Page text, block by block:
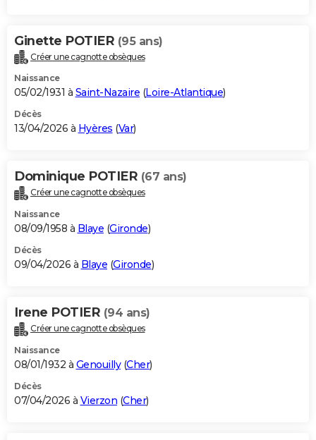
Ginette POTIER (95 ans)
Créer une cagnotte obsèques
Naissance
05/02/1931 à Saint-Nazaire (Loire-Atlantique)
Décès
13/04/2026 à Hyères (Var)
Dominique POTIER (67 ans)
Créer une cagnotte obsèques
Naissance
08/09/1958 à Blaye (Gironde)
Décès
09/04/2026 à Blaye (Gironde)
Irene POTIER (94 ans)
Créer une cagnotte obsèques
Naissance
08/01/1932 à Genouilly(Cher)
Décès
07/04/2026 à Vierzon (Cher)